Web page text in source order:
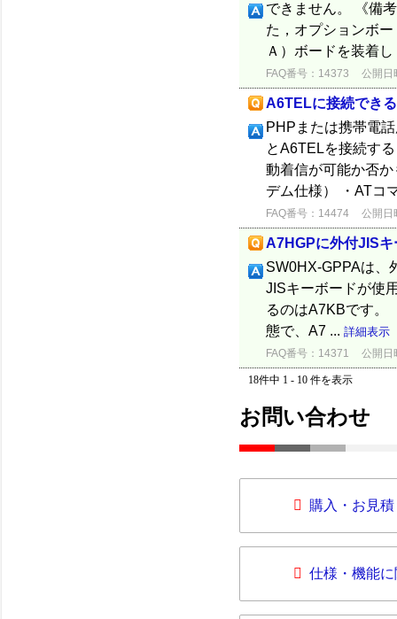
できません。 《備
た，オプションボ
Ａ）ボードを装着
FAQ番号：14373 公開日
A6TELに接続でき
PHPまたは携帯電
とA6TELを接続す
動着信が可能か否
デム仕様） ・ATコ
FAQ番号：14474 公開日
A7HGPに外付JIS
SW0HX-GPPAは、
JISキーボードが使
るのはA7KBです。
態で、A7 ... 詳細表示
FAQ番号：14371 公開日
18件中 1 - 10 件を表示
お問い合わせ
購入・お見
仕様・機能